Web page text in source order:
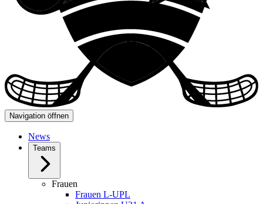
Navigation öffnen
News
Teams
Frauen
Frauen L-UPL